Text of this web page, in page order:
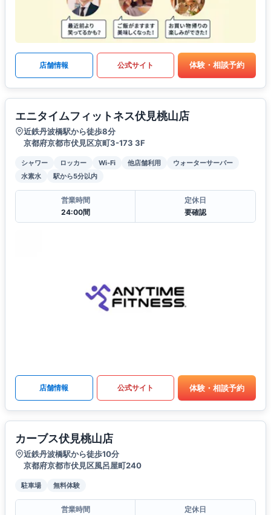
店舗情報 公式サイト 体験・相談予約
エニタイムフィットネス伏見桃山店
近鉄丹波橋駅から徒歩8分
京都府京都市伏見区京町3-173 3F
シャワー ロッカー Wi-Fi 他店舗利用
ウォーターサーバー
水素水
駅から5分以内
営業時間
24:00間
定休日
要確認
店舗情報 公式サイト 体験・相談予約
カーブス伏見桃山店
近鉄丹波橋駅から徒歩10分
京都府京都市伏見区風呂屋町240
駐車場 無料体験
営業時間
定休日